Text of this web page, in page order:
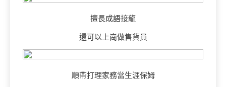
擅長成語接龍
還可以上崗做售貨員
順帶打理家務當生涯保姆